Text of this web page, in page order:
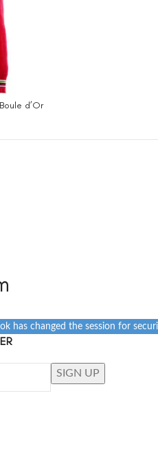
d’Or
has changed the session for